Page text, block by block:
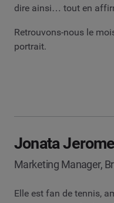
dire ainsi… tout en
Retrouvons-nous le
portrait.
Jonata Jerome
Marketing Manager,
Elle est fan de tennis,